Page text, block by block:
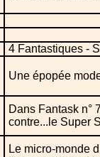
4 Fantastiques -
Une épopée
Dans Fantask n°
contre...le Super
Le micro-monde